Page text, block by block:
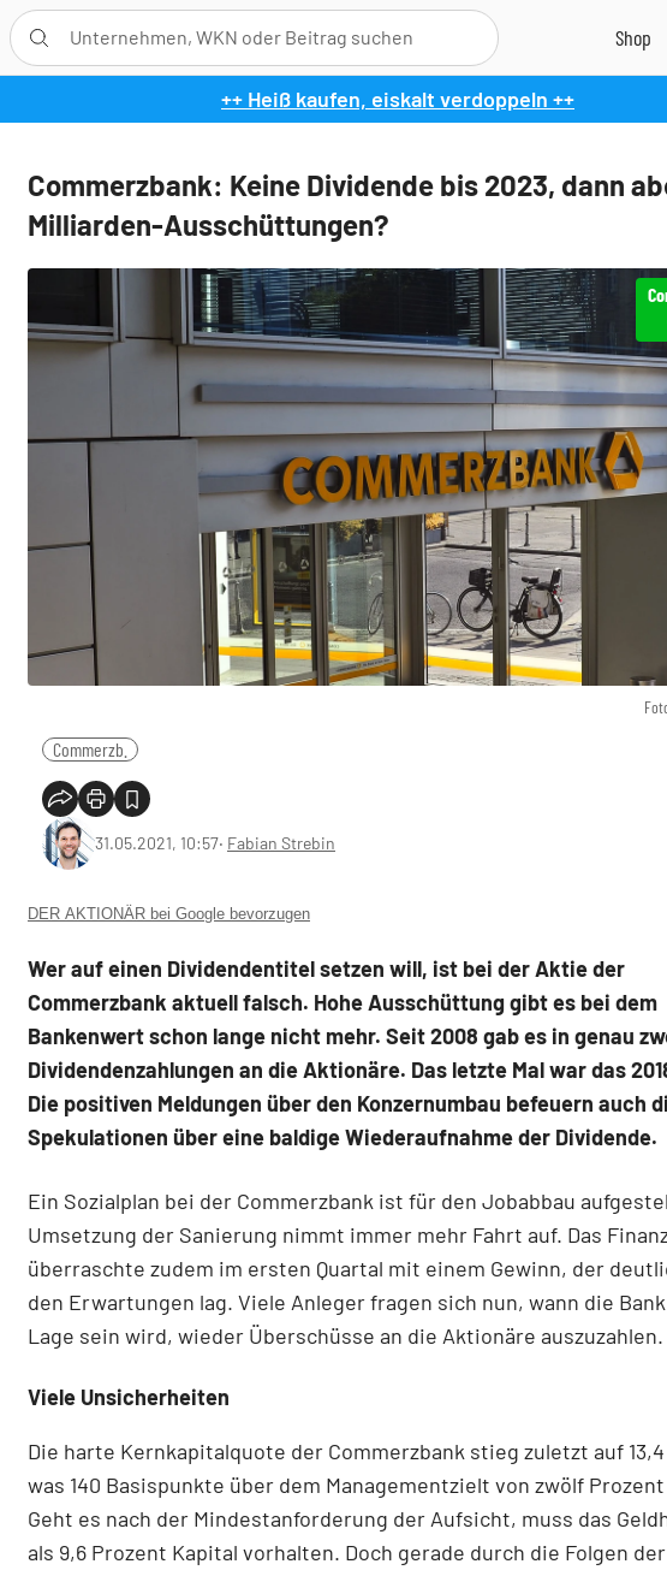
++ Heiß kaufen, eiskalt verdoppeln ++
Commerzbank: Keine Dividende bis 2023, dann
Milliarden-Ausschüttungen?
Commerzb.
31.05.2021, 10:57‧ Fabian Strebin
DER AKTIONÄR bei Google bevorzugen
Wer auf einen Dividendentitel setzen will, ist bei der Aktie der
Commerzbank aktuell falsch. Hohe Ausschüttung gibt es bei dem
Bankenwert schon lange nicht mehr. Seit 2008 gab es in genau
Dividendenzahlungen an die Aktionäre. Das letzte Mal war das
Die positiven Meldungen über den Konzernumbau befeuern auch
Spekulationen über eine baldige Wiederaufnahme der Dividende.
Ein Sozialplan bei der Commerzbank ist für den Jobabbau
Umsetzung der Sanierung nimmt immer mehr Fahrt auf. Das
überraschte zudem im ersten Quartal mit einem Gewinn, der
den Erwartungen lag. Viele Anleger fragen sich nun, wann die
Lage sein wird, wieder Überschüsse an die Aktionäre auszuzahlen.
Viele Unsicherheiten
Die harte Kernkapitalquote der Commerzbank stieg zuletzt auf
was 140 Basispunkte über dem Managementzielt von zwölf
Geht es nach der Mindestanforderung der Aufsicht, muss das
als 9,6 Prozent Kapital vorhalten. Doch gerade durch die Folgen